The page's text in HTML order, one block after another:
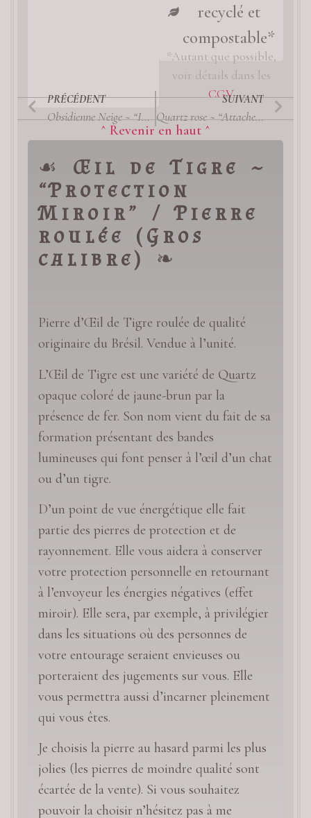
recyclé et
compostable*
*Autant que possible,
voir détails dans les
CGV
PRÉCÉDENT
Obsidienne Neige ~ “Intégrité” / Pierre roulée (moyen calibre)
SUIVANT
Quartz rose ~ “Attachement” / Pierre roulée (petit calibre)
^ Revenir en haut ^
☙ Œil de Tigre ~
“Protection
Miroir” / Pierre
roulée (Gros
calibre) ❧
Pierre d’Œil de Tigre roulée de qualité
originaire du Brésil. Vendue à l’unité.
L’Œil de Tigre est une variété de Quartz
opaque coloré de jaune-brun par la
présence de fer. Son nom vient du fait de sa
formation présentant des bandes
lumineuses qui font penser à l’œil d’un chat
ou d’un tigre.
D’un point de vue énergétique elle fait
partie des pierres de protection et de
rayonnement. Elle vous aidera à conserver
votre protection personnelle en retournant
à l’envoyeur les énergies négatives (effet
miroir). Elle sera, par exemple, à privilégier
dans les situations où des personnes de
votre entourage seraient envieuses ou
porteraient des jugements sur vous. Elle
vous permettra aussi d’incarner pleinement
qui vous êtes.
Je choisis la pierre au hasard parmi les plus
jolies (les pierres de moindre qualité sont
écartée de la vente). Si vous souhaitez
pouvoir la choisir n’hésitez pas à me